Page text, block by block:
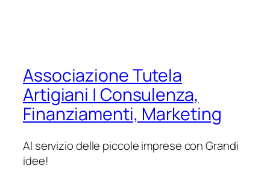
Associazione Tutela
Artigiani | Consulenza,
Finanziamenti, Marketing
Al servizio delle piccole imprese con Grandi
idee!